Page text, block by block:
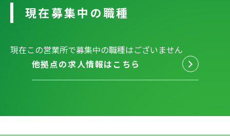
現在募集中の職種
現在この営業所で募集中の職種はございません
他拠点の求人情報はこちら